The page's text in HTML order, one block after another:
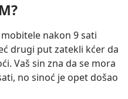
nakon 9 sati
drugi put zatekli kćer da
Vaš sin zna da se mora
no sinoć je opet došao